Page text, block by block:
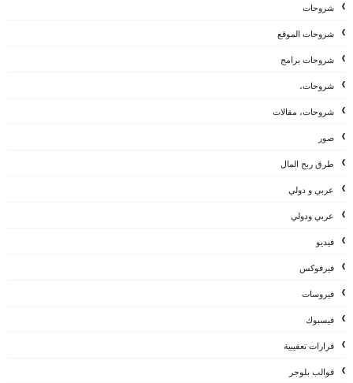
شروحات
شروحات الموقع
شروحات برامج
شروحات،
شروحات، مقالات
صور
طرق ربح المال
عربي و دولي
عربي ودولي
فيديو
فيرفوكس
فيروسات
فيسبوك
قرارات تعقيبية
قوالب بلوجر